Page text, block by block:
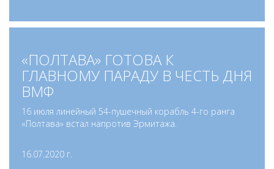
«ПОЛТАВА» ГОТОВА К
ГЛАВНОМУ ПАРАДУ В ЧЕСТЬ ДНЯ
ВМФ
16 июля линейный 54-пушечный корабль 4-го ранга
«Полтава» встал напротив Эрмитажа.
16.07.2020 г.